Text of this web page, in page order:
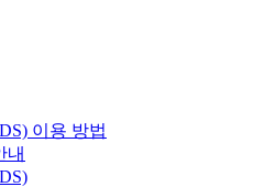
이용 방법
내